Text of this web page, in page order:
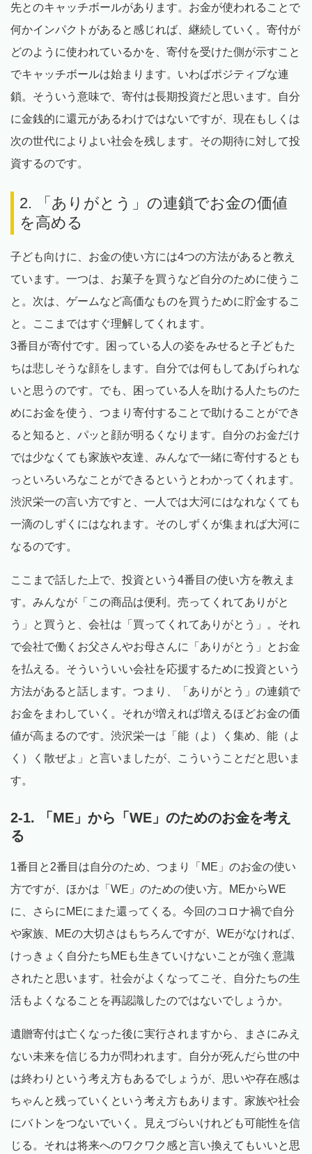
先とのキャッチボールがあります。お金が使われることで
何かインパクトがあると感じれば、継続していく。寄付が
どのように使われているかを、寄付を受けた側が示すこと
でキャッチボールは始まります。いわばポジティブな連
鎖。そういう意味で、寄付は長期投資だと思います。自分
に金銭的に還元があるわけではないですが、現在もしくは
次の世代によりよい社会を残します。その期待に対して投
資するのです。
2. 「ありがとう」の連鎖でお金の価値
を高める
子ども向けに、お金の使い方には4つの方法があると教え
ています。一つは、お菓子を買うなど自分のために使うこ
と。次は、ゲームなど高価なものを買うために貯金するこ
と。ここまではすぐ理解してくれます。
3番目が寄付です。困っている人の姿をみせると子どもた
ちは悲しそうな顔をします。自分では何もしてあげられな
いと思うのです。でも、困っている人を助ける人たちのた
めにお金を使う、つまり寄付することで助けることができ
ると知ると、パッと顔が明るくなります。自分のお金だけ
では少なくても家族や友達、みんなで一緒に寄付するとも
っといろいろなことができるというとわかってくれます。
渋沢栄一の言い方ですと、一人では大河にはなれなくても
一滴のしずくにはなれます。そのしずくが集まれば大河に
なるのです。
ここまで話した上で、投資という4番目の使い方を教えま
す。みんなが「この商品は便利。売ってくれてありがと
う」と買うと、会社は「買ってくれてありがとう」。それ
で会社で働くお父さんやお母さんに「ありがとう」とお金
を払える。そういういい会社を応援するために投資という
方法があると話します。つまり、「ありがとう」の連鎖で
お金をまわしていく。それが増えれば増えるほどお金の価
値が高まるのです。渋沢栄一は「能（よ）く集め、能（よ
く）く散ぜよ」と言いましたが、こういうことだと思いま
す。
2-1. 「ME」から「WE」のためのお金を考え
る
1番目と2番目は自分のため、つまり「ME」のお金の使い
方ですが、ほかは「WE」のための使い方。MEからWE
に、さらにMEにまた還ってくる。今回のコロナ禍で自分
や家族、MEの大切さはもちろんですが、WEがなければ、
けっきょく自分たちMEも生きていけないことが強く意識
されたと思います。社会がよくなってこそ、自分たちの生
活もよくなることを再認識したのではないでしょうか。
遺贈寄付は亡くなった後に実行されますから、まさにみえ
ない未来を信じる力が問われます。自分が死んだら世の中
は終わりという考え方もあるでしょうが、思いや存在感は
ちゃんと残っていくという考え方もあります。家族や社会
にバトンをつないでいく。見えづらいけれども可能性を信
じる。それは将来へのワクワク感と言い換えてもいいと思